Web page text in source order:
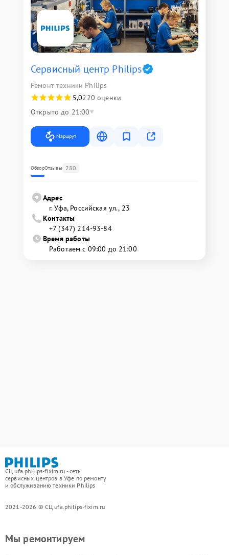
Сервисный центр Philips
Ремонт техники Philips
5,0220 оценки
Открыто до 21:00
Маршрут
ОбзорОтзывы 280
Адрес
г. Уфа, Российская ул., 23
Контакты
+7 (347) 214-93-84
Время работы
Работаем с 09:00 до 21:00
СЦ ufa.philips-fixim.ru - сеть
сервисных центров в Уфе по ремонту
и обслуживанию техники Philips
2021-2026 © СЦ ufa.philips-fixim.ru
Мы ремонтируем